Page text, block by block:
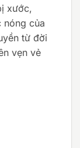
xước,
nóng của
từ đời
vẹn vẻ